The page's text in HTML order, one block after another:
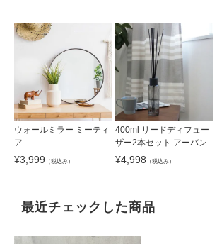
ウォールミラー ミーティ
ア
¥3,999 （税込み）
400ml リードディフュー
ザー2本セット アーバン
¥4,998 （税込み）
最近チェックした商品